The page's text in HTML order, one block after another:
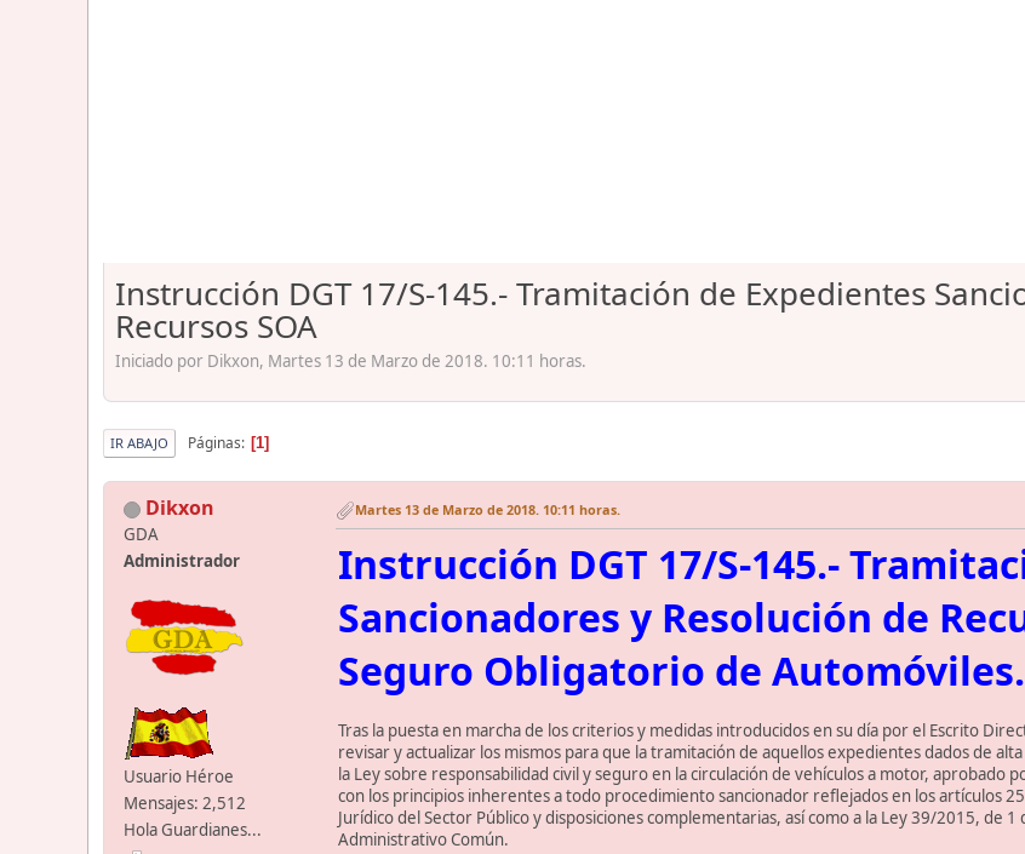
Instrucción DGT 17/S-145.- Tramitación de Expedientes
Recursos SOA
Iniciado por Dikxon, Martes 13 de Marzo de 2018. 10:11 horas.
IR ABAJO Páginas 1
Dikxon
GDA
Administrador
Usuario Héroe
Mensajes: 2,512
Hola Guardianes...
Martes 13 de Marzo de 2018. 10:11 horas.
Instrucción DGT 17/S-145.-
Sancionadores y Resolución de
Seguro Obligatorio de Automóviles.
Tras la puesta en marcha de los criterios y medidas introducidos en su día por el Escrito
revisar y actualizar los mismos para que la tramitación de aquellos expedientes dados de
la Ley sobre responsabilidad civil y seguro en la circulación de vehículos a motor,
con los principios inherentes a todo procedimiento sancionador reflejados en los artículos
Jurídico del Sector Público y disposiciones complementarias, así como a la Ley 39/2015, de
Administrativo Común.